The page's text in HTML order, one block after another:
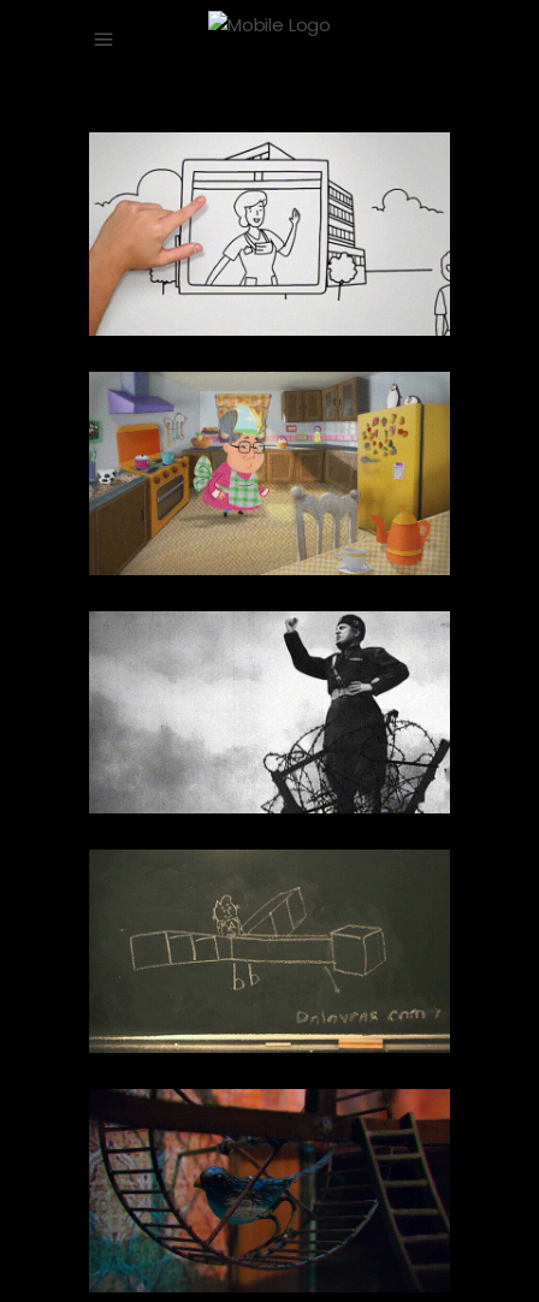
Virginia
Mason
2D
Stop Motion
Técnicas
Vovó Tá Na
Cozinha
2D conteúdo
Stop Motion
Técnicas
Todos Contra
Todos
3D Motion ONGs
Publicidade
Stop Motion
Técnicas
Todos Pela
Eduçação
2D Stop Motion Técnicas
Neomorphus
conteúdo Stop Motion Técnicas